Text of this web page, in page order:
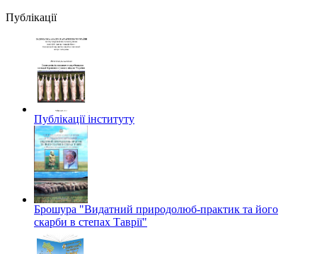
Публікації
Публікації інституту
Брошура "Видатний природолюб-практик та його
скарби в степах Таврії"